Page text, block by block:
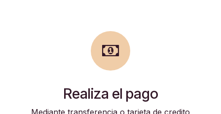
Realiza el pago
Mediante transferencia o tarjeta de credito